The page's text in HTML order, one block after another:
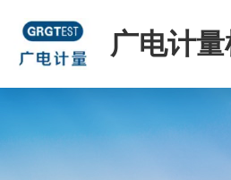
广电计
司